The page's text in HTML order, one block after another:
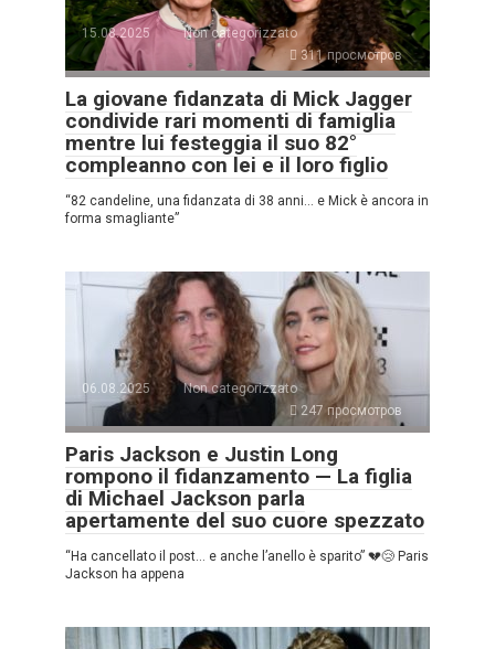
15.08.2025
Non categorizzato
311 просмотров
La giovane fidanzata di Mick Jagger
condivide rari momenti di famiglia
mentre lui festeggia il suo 82°
compleanno con lei e il loro figlio
“82 candeline, una fidanzata di 38 anni… e Mick è ancora in
forma smagliante”
06.08.2025
Non categorizzato
247 просмотров
Paris Jackson e Justin Long
rompono il fidanzamento — La figlia
di Michael Jackson parla
apertamente del suo cuore spezzato
“Ha cancellato il post… e anche l’anello è sparito” 💔😢 Paris
Jackson ha appena